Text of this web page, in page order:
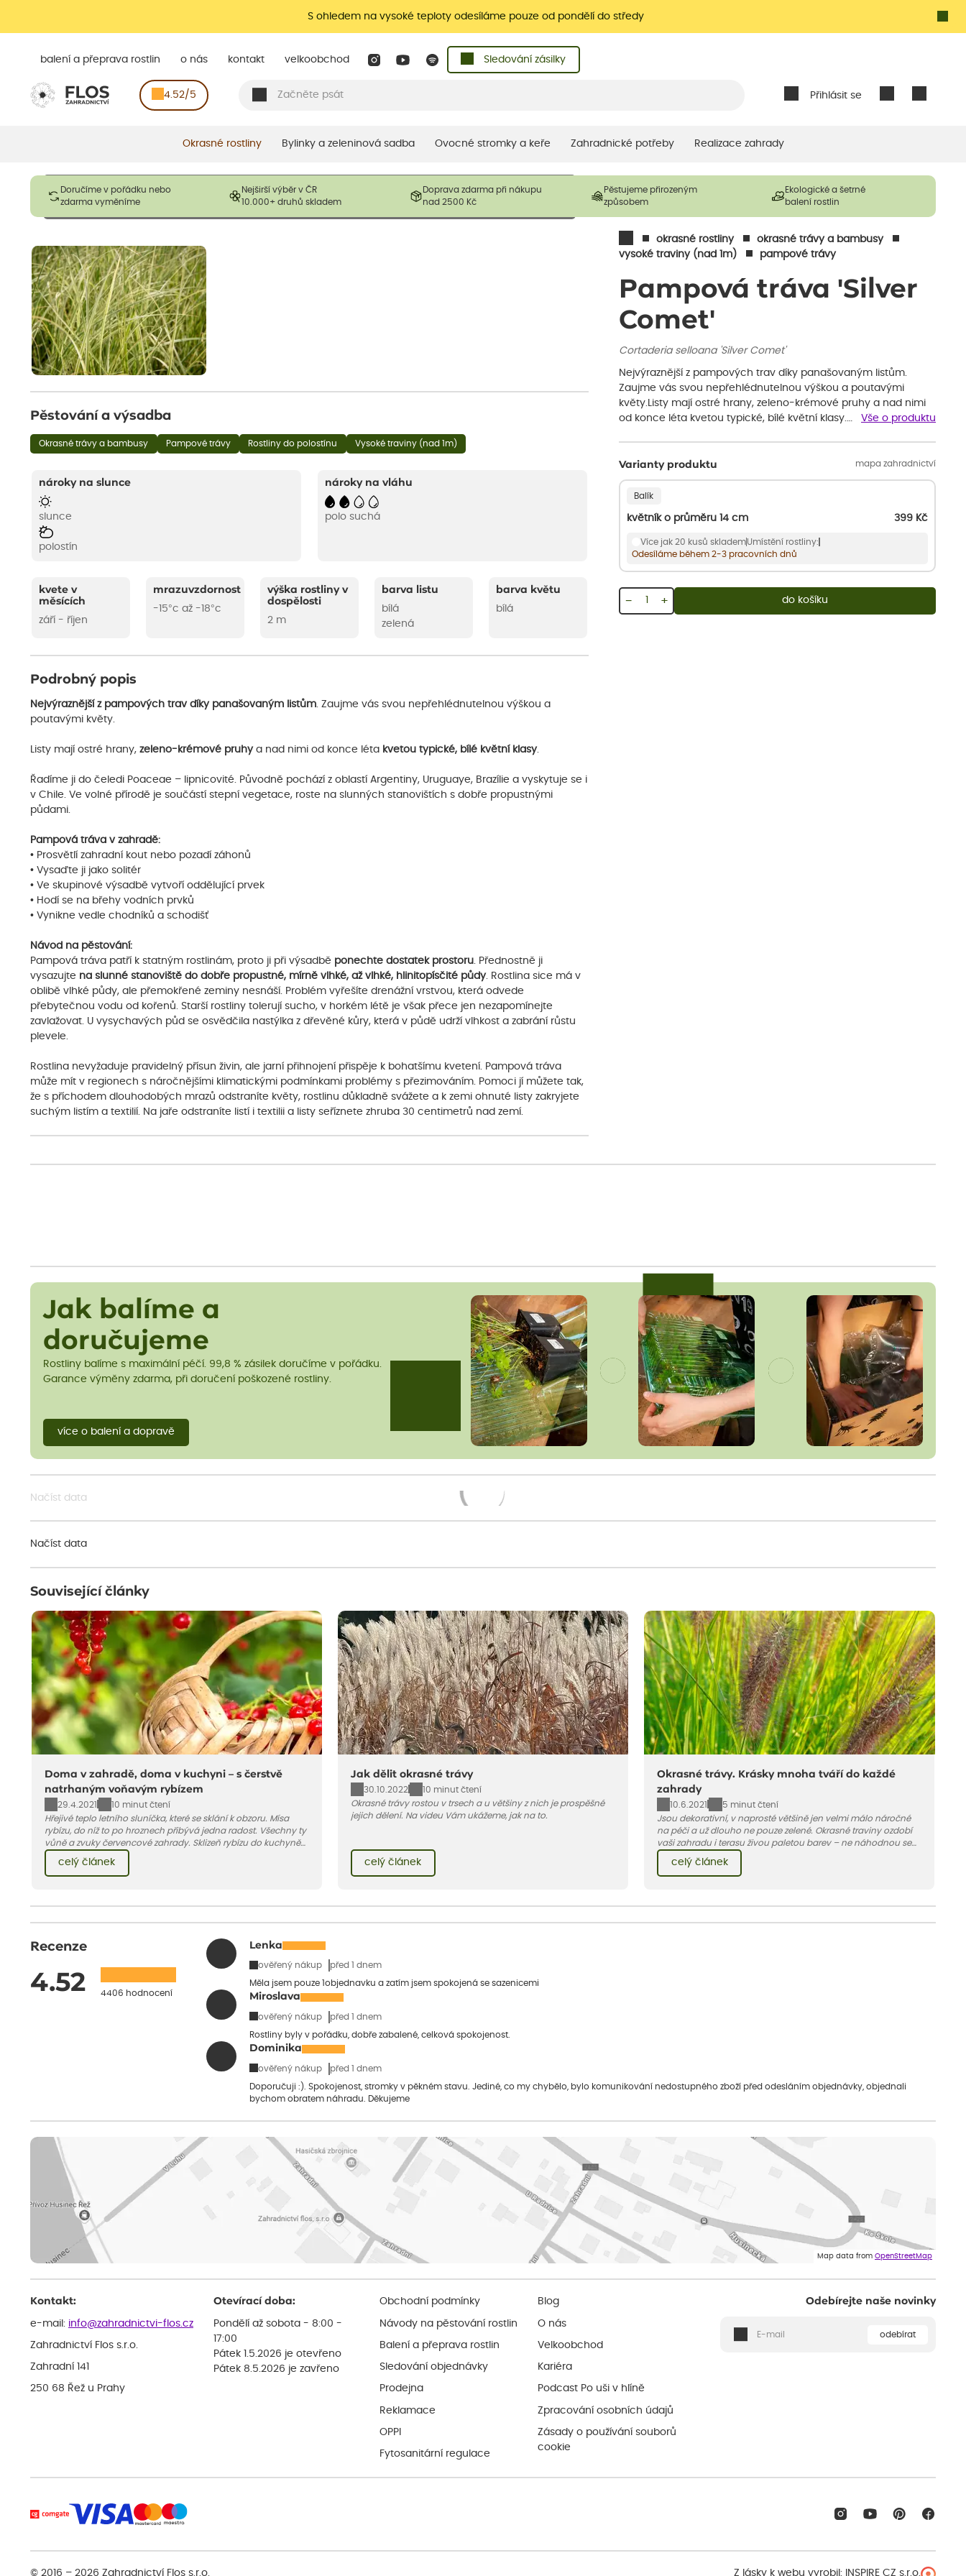
S ohledem na vysoké teploty odesíláme pouze od pondělí do středy
Přihlásit se
balení a přeprava rostlin o nás kontakt velkoobchod Sledování zásilky
4.52/5
Okrasné rostliny Bylinky a zeleninová sadba Ovocné stromky a keře Zahradnické potřeby Realizace zahrady
Doručíme v pořádku nebo
zdarma vyměníme
Nejširší výběr v ČR
10.000+ druhů skladem
Doprava zdarma při nákupu
nad 2500 Kč
Pěstujeme přirozeným
způsobem
Ekologické a šetrné
balení rostlin
okrasné rostliny
okrasné trávy a bambusy
vysoké traviny (nad 1m)
pampové trávy
Pampová tráva 'Silver
Comet'
Cortaderia selloana 'Silver Comet'
Nejvýraznější z pampových trav díky panašovaným listům.
Zaujme vás svou nepřehlédnutelnou výškou a poutavými
květy.Listy mají ostré hrany, zeleno-krémové pruhy a nad nimi
od konce léta kvetou typické, bílé květní klasy.…
Vše o produktu
Varianty produktu mapa zahradnictví
Balík
květník o průměru 14 cm 399 Kč
Více jak 20 kusů sklademUmístění rostliny:
Odesíláme během 2-3 pracovních dnů
+
− do košíku
Obrázky slouží pouze pro ilustrační účely a mají reprezentovat prodávané produkty. V závislosti na sezónnosti mohou být
opadavé rostliny dodávány v dormantním stavu a bez listů. Rostliny mohou být také sestřiženy níže, než je uvedená
Pěstování a výsadba
Okrasné trávy a bambusy Pampové trávy Rostliny do polostínu Vysoké traviny (nad 1m)
nároky na slunce
slunce
polostín
nároky na vláhu
polo suchá
kvete v
měsících
září - říjen
mrazuvzdornost
-15°c až -18°c
výška rostliny v
dospělosti
2 m
barva listu
bílá
zelená
barva květu
bílá
Podrobný popis
Nejvýraznější z pampových trav díky panašovaným listům. Zaujme vás svou nepřehlédnutelnou výškou a
poutavými květy.
Listy mají ostré hrany, zeleno-krémové pruhya nad nimi od konce léta kvetou typické, bílé květní klasy.
Řadíme ji do čeledi Poaceae – lipnicovité. Původně pochází z oblastí Argentiny, Uruguaye, Brazílie a vyskytuje se i
v Chile. Ve volné přírodě je součástí stepní vegetace, roste na slunných stanovištích s dobře propustnými
půdami.
Pampová tráva v zahradě:
• Prosvětlí zahradní kout nebo pozadí záhonů
• Vysaďte ji jako solitér
• Ve skupinové výsadbě vytvoří oddělující prvek
• Hodí se na břehy vodních prvků
• Vynikne vedle chodníků a schodišť
Návod na pěstování:
Pampová tráva patří k statným rostlinám, proto ji při výsadbě ponechte dostatek prostoru. Přednostně ji
vysazujte na slunné stanoviště do dobře propustné, mírně vlhké, až vlhké, hlinitopísčité půdy. Rostlina sice má v
oblibě vlhké půdy, ale přemokřené zeminy nesnáší. Problém vyřešíte drenážní vrstvou, která odvede
přebytečnou vodu od kořenů. Starší rostliny tolerují sucho, v horkém létě je však přece jen nezapomínejte
zavlažovat. U vysychavých půd se osvědčila nastýlka z dřevěné kůry, která v půdě udrží vlhkost a zabrání růstu
plevele.
Rostlina nevyžaduje pravidelný přísun živin, ale jarní přihnojení přispěje k bohatšímu kvetení. Pampová tráva
může mít v regionech s náročnějšími klimatickými podmínkami problémy s přezimováním. Pomoci jí můžete tak,
že s příchodem dlouhodobých mrazů odstraníte květy, rostlinu důkladně svážete a k zemi ohnuté listy zakryjete
suchým listím a textilií. Na jaře odstraníte listí i textilii a listy seříznete zhruba 30 centimetrů nad zemí.
Jak balíme a
doručujeme
Rostliny balíme s maximální péčí. 99,8 % zásilek doručíme v pořádku.
Garance výměny zdarma, při doručení poškozené rostliny.
více o balení a dopravě
Načíst data
Načíst data
Související články
Doma v zahradě, doma v kuchyni – s čerstvě
natrhaným voňavým rybízem
29.4.2021
10 minut čtení
Hřejivé teplo letního sluníčka, které se sklání k obzoru. Mísa
rybízu, do níž to po hroznech přibývá jedna radost. Všechny ty
vůně a zvuky červencové zahrady. Sklizeň rybízu do kuchyně
vnese neuvěřitelný klid a radost. A taky trochu bezstarostnosti
dětství při mlsání babiččina drobenkového koláče s rybízem.
celý článek
Jak dělit okrasné trávy
30.10.2022
10 minut čtení
Okrasné trávy rostou v trsech a u většiny z nich je prospěšné
jejich dělení. Na videu Vám ukážeme, jak na to.
celý článek
Okrasné trávy. Krásky mnoha tváří do každé
zahrady
10.6.2021
5 minut čtení
Jsou dekorativní, v naprosté většině jen velmi málo náročné
na péči a už dlouho ne pouze zelené. Okrasné traviny ozdobí
vaši zahradu i terasu živou paletou barev – ne náhodnou se
jedna z nejoblíbenějších jmenuje ozdobnice.
celý článek
Recenze
4.52 4406 hodnocení
Lenka
ověřený nákup před 1 dnem
Měla jsem pouze 1objednavku a zatím jsem spokojená se sazenicemi
Miroslava
ověřený nákup před 1 dnem
Rostliny byly v pořádku, dobře zabalené, celková spokojenost.
Dominika
ověřený nákup před 1 dnem
Doporučuji :). Spokojenost, stromky v pěkném stavu. Jediné, co my chybělo, bylo komunikování nedostupného zboží před odesláním objednávky, objednali
bychom obratem náhradu. Děkujeme
Map data from OpenStreetMap
Kontakt:
e-mail: info@zahradnictvi-flos.cz
Zahradnictví Flos s.r.o.
Zahradní 141
250 68 Řež u Prahy
Otevírací doba:
Pondělí až sobota - 8:00 -
17:00
Pátek 1.5.2026 je otevřeno
Pátek 8.5.2026 je zavřeno
Obchodní podmínky
Návody na pěstování rostlin
Balení a přeprava rostlin
Sledování objednávky
Prodejna
Reklamace
OPPI
Fytosanitární regulace
Blog
O nás
Velkoobchod
Kariéra
Podcast Po uši v hlíně
Zpracování osobních údajů
Zásady o používání souborů
cookie
Odebírejte naše novinky
odebírat
© 2016 – 2026 Zahradnictví Flos s.r.o. Z lásky k webu vyrobil: INSPIRE CZ s.r.o.